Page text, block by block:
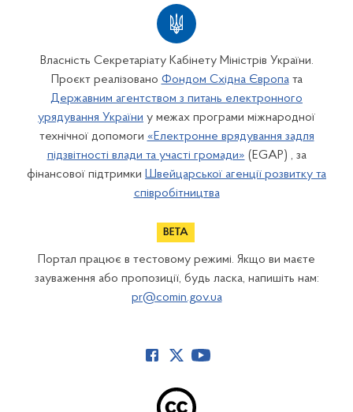
Власність Секретаріату Кабінету Міністрів України.
Проєкт реалізовано Фондом Східна Європата
Державним агентством з питань електронного
урядування України у межах програми міжнародної
технічної допомоги «Електронне врядування задля
підзвітності влади та участі громади» (EGAP) , за
фінансової підтримки Швейцарської агенції розвитку та
співробітництва
Портал працює в тестовому режимі. Якщо ви маєте
зауваження або пропозиції, будь ласка, напишіть нам:
pr@comin.gov.ua